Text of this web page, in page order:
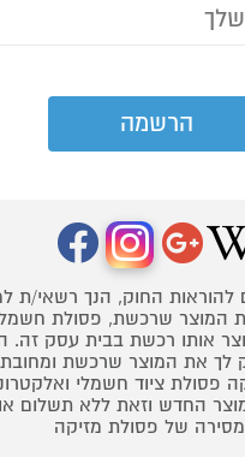
החוק, הנך רשאי/ת
המוצר שרכשת, פסולת
אותו רכשת בבית עסק זה.
לך את המוצר שרכשת
פסולת ציוד חשמלי
החדש וזאת ללא תשלום
של פסולת מזיקה